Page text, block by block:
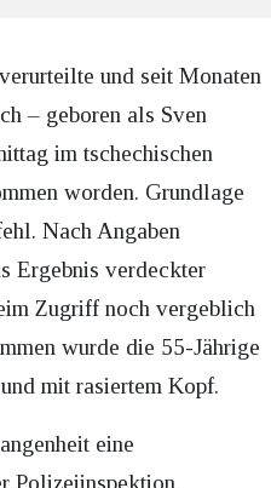
und seit Monaten
– geboren als Sven
im tschechischen
worden. Grundlage
Nach Angaben
Ergebnis verdeckter
Zugriff noch vergeblich
wurde die 55-Jährige
mit rasiertem Kopf.
eine
Polizeiinspektion